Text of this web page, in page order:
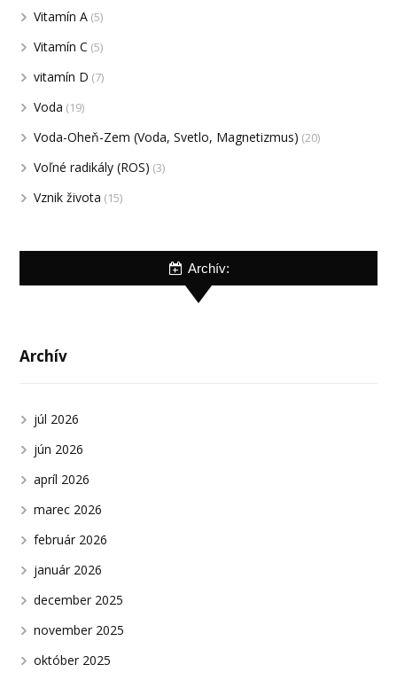
Vitamín A (5)
Vitamín C (5)
vitamín D (7)
Voda (19)
Voda-Oheň-Zem (Voda, Svetlo, Magnetizmus) (20)
Voľné radikály (ROS) (3)
Vznik života (15)
Archív:
Archív
júl 2026
jún 2026
apríl 2026
marec 2026
február 2026
január 2026
december 2025
november 2025
október 2025